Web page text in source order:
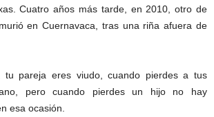
Cuatro años más tarde, en 2010, otro de
en Cuernavaca, tras una riña afuera de
tu pareja eres viudo, cuando pierdes a tus
pero cuando pierdes un hijo no hay
esa ocasión.